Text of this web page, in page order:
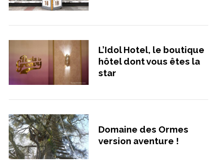
L’Idol Hotel, le boutique
hôtel dont vous êtes la
star
Domaine des Ormes
version aventure !